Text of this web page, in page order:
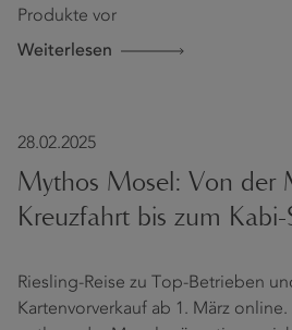
Produkte vor
Weiterlesen
28.02.2025
Mythos Mosel: Von der
Kreuzfahrt bis zum Kabi-
Riesling-Reise zu Top-Betrieben
Kartenvorverkauf ab 1. März